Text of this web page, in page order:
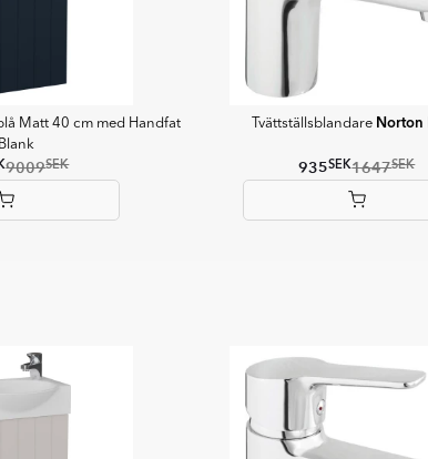
Matt 40 cm med Handfat
9009SEK
Tvättställsblandare Norton
935SEK1647SEK